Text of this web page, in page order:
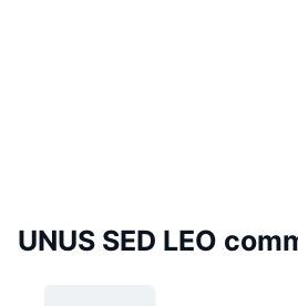
UNUS SED LEO